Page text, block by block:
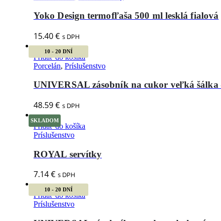
Yoko Design termofľaša 500 ml lesklá fialová
15.40€ s DPH
10 - 20 DNÍ
Pridať do košíka
Porcelán, Príslušenstvo
UNIVERSAL zásobník na cukor veľká šálka
48.59€ s DPH
SKLADOM
Pridať do košíka
Príslušenstvo
ROYAL servítky
7.14€ s DPH
10 - 20 DNÍ
Pridať do košíka
Príslušenstvo